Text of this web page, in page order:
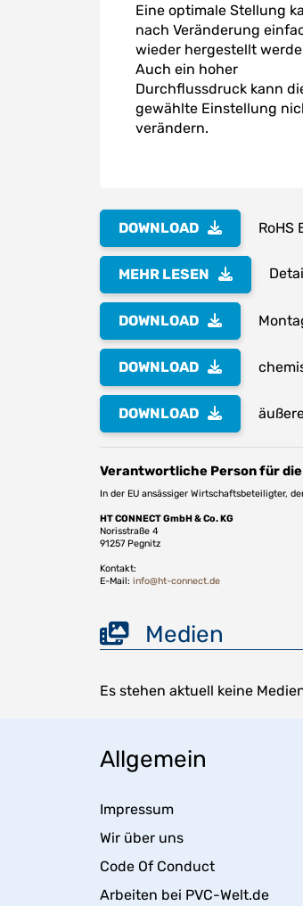
Eine optimale Stellung
nach Veränderung
wieder hergestellt
Auch ein hoher
Durchflussdruck kann
gewählte Einstellung
verändern.
DOWNLOAD RoHS
MEHR LESEN
DOWNLOAD
DOWNLOAD
DOWNLOAD
Verantwortliche Person für die
In der EU ansässiger Wirtschaftsbeteiligter,
HT CONNECT GmbH & Co. KG
Norisstraße 4
91257 Pegnitz
Kontakt:
E-Mail: info@ht-connect.de
Medien
Es stehen aktuell keine
Allgemein
Impressum
Wir über uns
Code Of Conduct
Arbeiten bei PVC-Welt.de